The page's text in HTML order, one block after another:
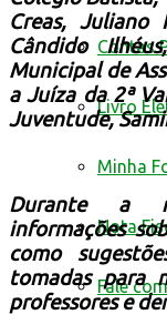
Contas
Livro
Minha
Nota
Fale
Creas, Juliano
Cândido
Municipal de
a Juíza da 2ª
Juventude,
Durante a
informações
como
tomadas para
professores e